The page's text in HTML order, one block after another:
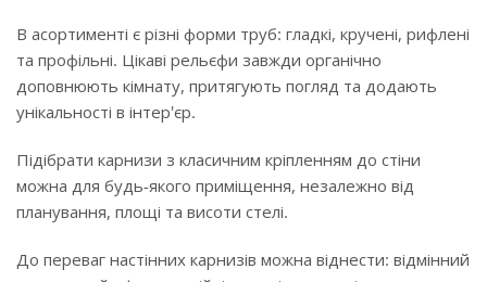
В асортименті є різні форми труб: гладкі, кручені, рифлені
та профільні. Цікаві рельєфи завжди органічно
доповнюють кімнату, притягують погляд та додають
унікальності в інтер'єр.
Підібрати карнизи з класичним кріпленням до стіни
можна для будь-якого приміщення, незалежно від
планування, площі та висоти стелі.
До переваг настінних карнизів можна віднести: відмінний